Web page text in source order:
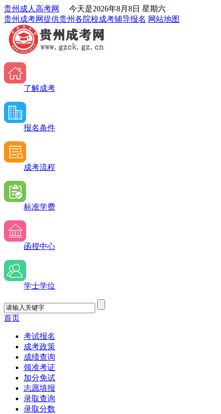
贵州成人高考网 今天是2026年8月8日 星期六
贵州成考网提供贵州各院校成考辅导报名 网站地图
了解成考
报名条件
成考流程
标准学费
函授中心
学士学位
首页
考试报名
成考政策
成绩查询
领准考证
加分免试
志愿填报
录取查询
录取分数